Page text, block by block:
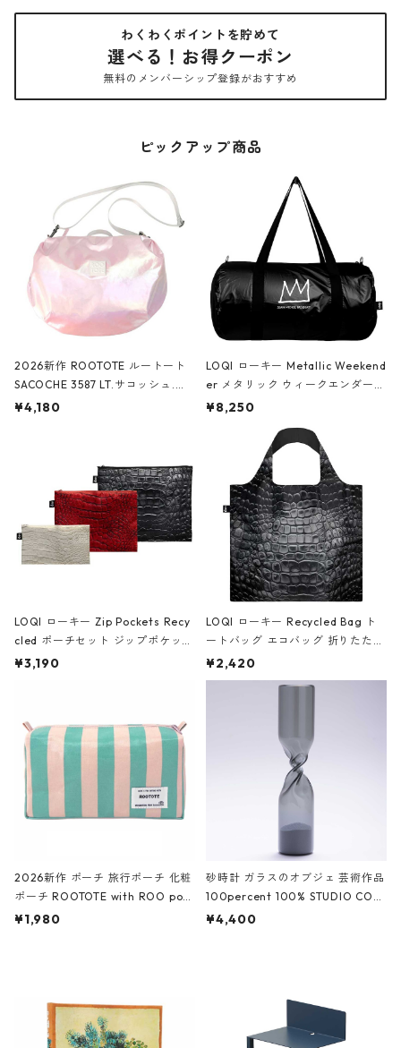
わくわくポイントを貯めて
選べる！お得クーポン
無料のメンバーシップ登録がおすすめ
ピックアップ商品
2026新作 ROOTOTE ルートート
SACOCHE 3587 LT.サコッシュ.ル
ミエ-B ショルダーバッグ グロスピ
¥4,180
LOQI ローキー Metallic Weekend
er メタリック ウィークエンダー
ボストンバッグ ショルダーバッグ
Black ジャン=ミッシェル・バスキ
ア/クラウン ブラック
¥8,250
LOQI ローキー Zip Pockets Recy
cled ポーチセット ジップポケット
ファスナーポーチ 撥水加工 トラベ
ーガンディー、オフホワイト
¥3,190
LOQI ローキー Recycled Bag ト
ートバッグ エコバッグ 折りたたみ
大きめ 撥水加工 収納ポーチ CRO
CODILE/Black クロコダイル/ブラ
¥2,420
2026新作 ポーチ 旅行ポーチ 化粧
ポーチ ROOTOTE with ROO pou
ch 3532 ルートート WR.ポーチ.ラ
¥1,980
砂時計 ガラスのオブジェ 芸術作品
100percent 100% STUDIO COH
AKU Timeless 100パーセント ス
¥4,400